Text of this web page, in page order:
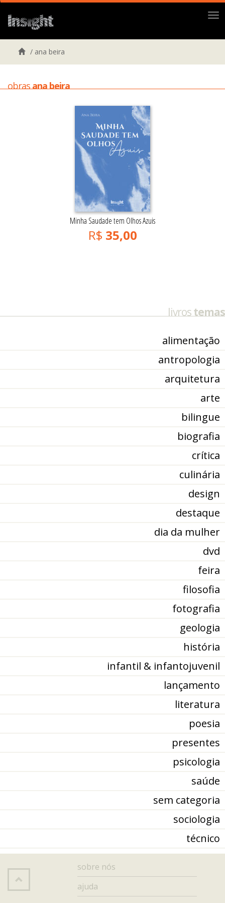
/ ana beira
obrasana beira
Minha Saudade tem Olhos Azuis
R$ 35,00
livrostemas
alimentação
antropologia
arquitetura
arte
bilingue
biografia
crítica
culinária
design
destaque
dia da mulher
dvd
feira
filosofia
fotografia
geologia
história
infantil & infantojuvenil
lançamento
literatura
poesia
presentes
psicologia
saúde
sem categoria
sociologia
técnico
sobre nós
ajuda